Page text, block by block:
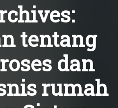
tentang
dan
rumah